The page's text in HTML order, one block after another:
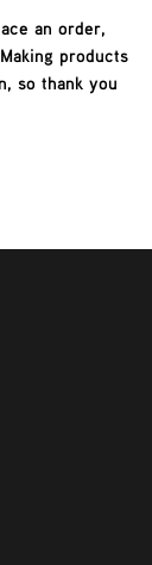
an order,
products
so thank you